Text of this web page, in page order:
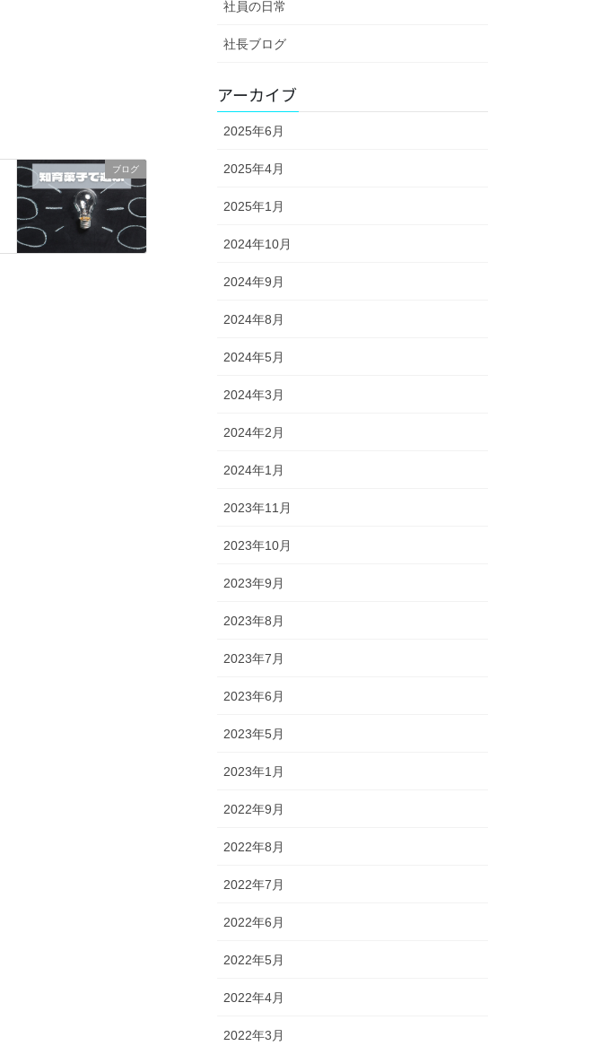
ブログ
社員の日常
社長ブログ
アーカイブ
2025年6月
2025年4月
2025年1月
2024年10月
2024年9月
2024年8月
2024年5月
2024年3月
2024年2月
2024年1月
2023年11月
2023年10月
2023年9月
2023年8月
2023年7月
2023年6月
2023年5月
2023年1月
2022年9月
2022年8月
2022年7月
2022年6月
2022年5月
2022年4月
2022年3月